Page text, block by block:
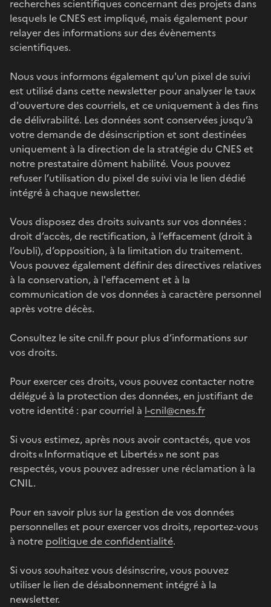
recherches scientifiques concernant des projets dans
lesquels le CNES est impliqué, mais également pour
relayer des informations sur des évènements
scientifiques.
Nous vous informons également qu'un pixel de suivi
est utilisé dans cette newsletter pour analyser le taux
d'ouverture des courriels, et ce uniquement à des fins
de délivrabilité. Les données sont conservées jusqu’à
votre demande de désinscription et sont destinées
uniquement à la direction de la stratégie du CNES et
notre prestataire dûment habilité. Vous pouvez
refuser l’utilisation du pixel de suivi via le lien dédié
intégré à chaque newsletter.
Vous disposez des droits suivants sur vos données :
droit d’accès, de rectification, à l’effacement (droit à
l’oubli), d’opposition, à la limitation du traitement.
Vous pouvez également définir des directives relatives
à la conservation, à l'effacement et à la
communication de vos données à caractère personnel
après votre décès.
Consultez le site cnil.fr pour plus d’informations sur
vos droits.
Pour exercer ces droits, vous pouvez contacter notre
délégué à la protection des données, en justifiant de
votre identité : par courriel à l-cnil@cnes.fr
Si vous estimez, après nous avoir contactés, que vos
droits « Informatique et Libertés » ne sont pas
respectés, vous pouvez adresser une réclamation à la
CNIL.
Pour en savoir plus sur la gestion de vos données
personnelles et pour exercer vos droits, reportez-vous
à notre politique de confidentialité.
Si vous souhaitez vous désinscrire, vous pouvez
utiliser le lien de désabonnement intégré à la
newsletter.